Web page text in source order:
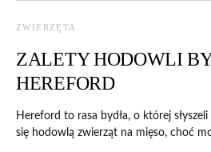
ZWIERZĘTA
ZALETY HODOWLI
HEREFORD
Hereford to rasa bydła, o której
się hodowlą zwierząt na mięso, choć